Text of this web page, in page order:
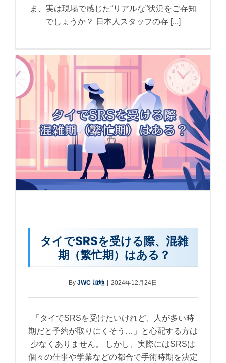
ま、実は現場で感じた“リアルな”状況をご存知
でしょうか？ 日本人スタッフの存 [...]
タイでSRSを受ける際、混雑
期（繁忙期）はある？
By JWC 加地 | 2024年12月24日
「タイでSRSを受けたいけれど、人が多い時
期だと予約が取りにくそう…」と心配する方は
少なくありません。 しかし、実際にはSRSは
個々の仕事や学業などの都合で手術時期を決定